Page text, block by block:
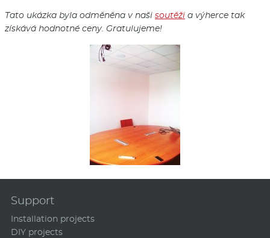
Tato ukázka byla odměněna v naši soutěži a výherce tak
získává hodnotné ceny. Gratulujeme!
Support
Installation projects
DIY projects